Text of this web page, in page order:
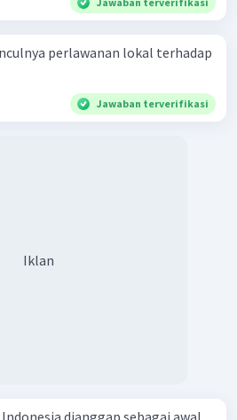
perlawanan lokal terhadap
Jawaban terverifikasi
Iklan